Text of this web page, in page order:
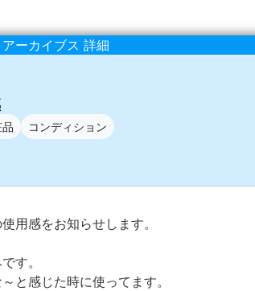
ーカイブス 詳細
コンディション
用感をお知らせします。
す。
と感じた時に使ってます。